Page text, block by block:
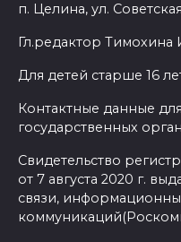
п. Целина, ул.
Гл.редактор Тимохина
Для детей старше 16
Контактные данные
государственных
Свидетельство
от 7 августа 2020 г.
связи,